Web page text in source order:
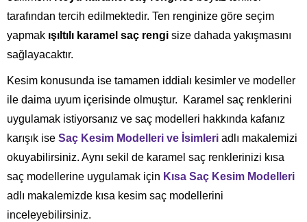
tarafından tercih edilmektedir. Ten renginize göre seçim
yapmak ışıltılı karamel saç rengi size dahada yakışmasını
sağlayacaktır.
Kesim konusunda ise tamamen iddialı kesimler ve modeller
ile daima uyum içerisinde olmuştur. Karamel saç renklerini
uygulamak istiyorsanız ve saç modelleri hakkında kafanız
karışık ise Saç Kesim Modelleri ve İsimleri adlı makalemizi
okuyabilirsiniz. Aynı sekil de karamel saç renklerinizi kısa
saç modellerine uygulamak için Kısa Saç Kesim Modelleri
adlı makalemizde kısa kesim saç modellerini
inceleyebilirsiniz.